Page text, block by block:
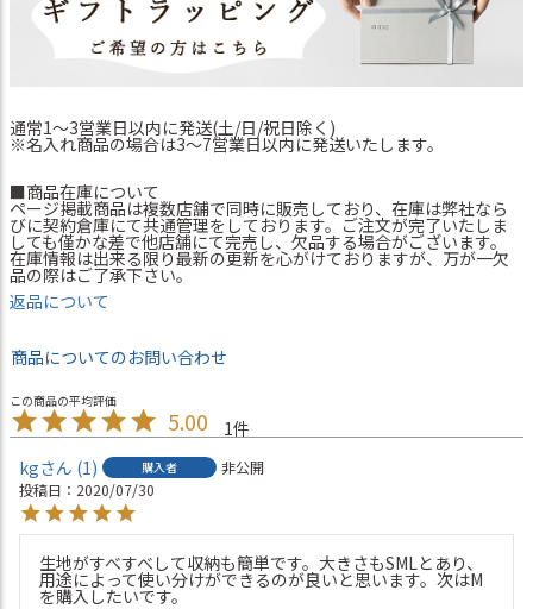
通常1～3営業日以内に発送(土/日/祝日除く)
※名入れ商品の場合は3～7営業日以内に発送いたします。
■商品在庫について
ページ掲載商品は複数店舗で同時に販売しており、在庫は弊社なら
びに契約倉庫にて共通管理をしております。ご注文が完了いたしま
しても僅かな差で他店舗にて完売し、欠品する場合がございます。
在庫情報は出来る限り最新の更新を心がけておりますが、万が一欠
品の際はご了承下さい。
返品について
商品についてのお問い合わせ
5.00
1
kg
1 購入者
非公開
投稿日
2020/07/30
生地がすべすべして収納も簡単です。大きさもSMLとあり、
用途によって使い分けができるのが良いと思います。次はM
を購入したいです。